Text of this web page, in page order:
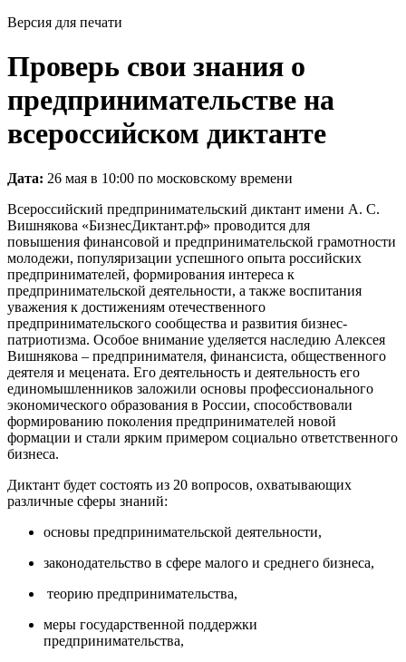
Версия для печати
Проверь свои знания о
предпринимательстве на
всероссийском диктанте
Дата: 26 мая в 10:00 по московскому времени
Всероссийский предпринимательский диктант имени А. С.
Вишнякова «БизнесДиктант.рф» проводится для
повышения финансовой и предпринимательской грамотности
молодежи, популяризации успешного опыта российских
предпринимателей, формирования интереса к
предпринимательской деятельности, а также воспитания
уважения к достижениям отечественного
предпринимательского сообщества и развития бизнес-
патриотизма. Особое внимание уделяется наследию Алексея
Вишнякова – предпринимателя, финансиста, общественного
деятеля и мецената. Его деятельность и деятельность его
единомышленников заложили основы профессионального
экономического образования в России, способствовали
формированию поколения предпринимателей новой
формации и стали ярким примером социально ответственного
бизнеса.
Диктант будет состоять из 20 вопросов, охватывающих
различные сферы знаний:
основы предпринимательской деятельности,
законодательство в сфере малого и среднего бизнеса,
теорию предпринимательства,
меры государственной поддержки
предпринимательства,